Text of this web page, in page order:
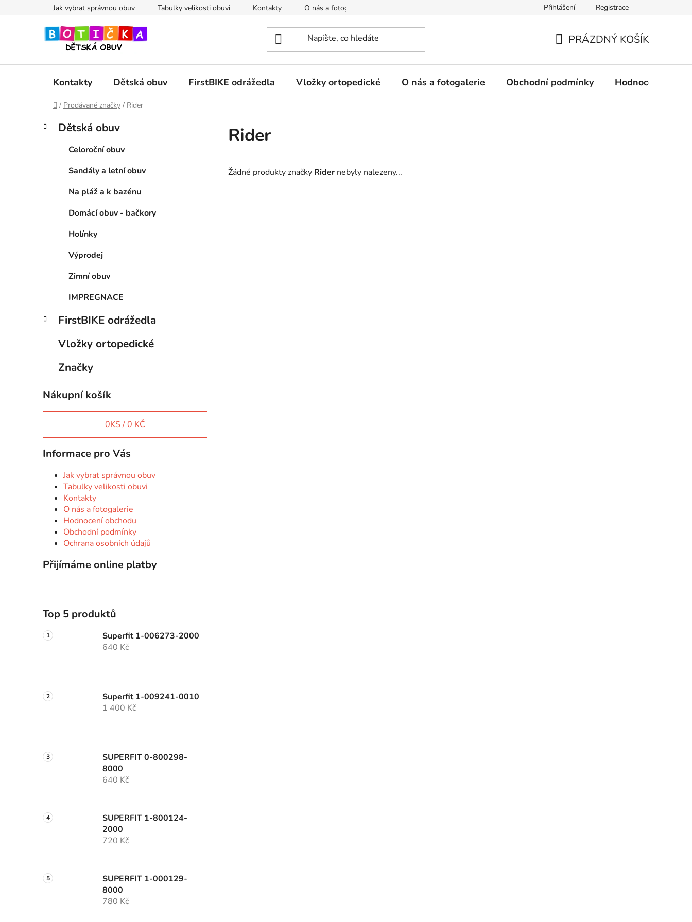
Jak vybrat správnou obuv Tabulky velikosti obuvi Kontakty O nás a fotogalerie Ochrana osobních údajů
Přihlášení Registrace
KOŠÍK
PRÁZDNÝ KOŠÍK
Kontakty Dětská obuv FirstBIKE odrážedla Vložky ortopedické O nás a fotogalerie Obchodní podmínky Hodnocení
Domů
/ Prodávané značky / Rider
PPřeskočit
kategorie
K
a
Dětská obuv
Celoroční obuv
Sandály a letní obuv
Na pláž a k bazénu
Domácí obuv - bačkory
Holínky
Výprodej
Zimní obuv
IMPREGNACE
FirstBIKE odrážedla
Vložky ortopedické
Značky
Nákupní košík
0KS /0 KČ
Informace pro Vás
Jak vybrat správnou obuv
Tabulky velikosti obuvi
Kontakty
O nás a fotogalerie
Hodnocení obchodu
Obchodní podmínky
Ochrana osobních údajů
Přijímáme online platby
Top 5 produktů
Superfit 1-006273-2000
640 Kč
Superfit 1-009241-0010
1 400 Kč
SUPERFIT 0-800298-
8000
640 Kč
SUPERFIT 1-800124-
2000
720 Kč
SUPERFIT 1-000129-
8000
780 Kč
Rider
Žádné produkty značky Rider nebyly nalezeny...